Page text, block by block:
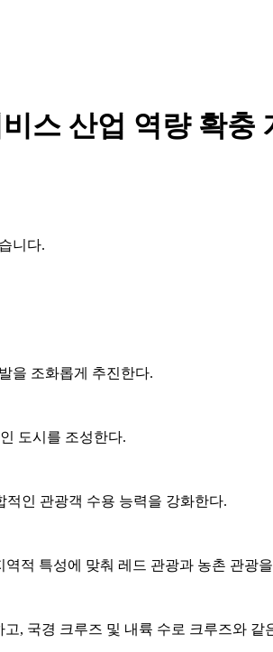
스 산업 역량 확충
니다.
을 조화롭게 추진한다.
도시를 조성한다.
인 관광객 수용 능력을 강화한다.
적 특성에 맞춰 레드 관광과 농촌 관광
, 국경 크루즈 및 내륙 수로 크루즈와 같